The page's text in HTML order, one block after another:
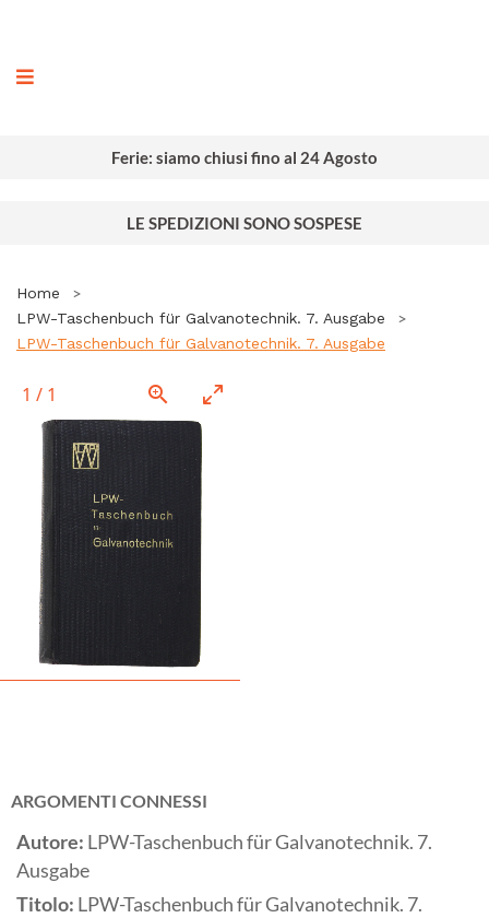
Ferie: siamo chiusi fino al 24 Agosto
LE SPEDIZIONI SONO SOSPESE
Home
LPW-Taschenbuch für Galvanotechnik. 7. Ausgabe
LPW-Taschenbuch für Galvanotechnik. 7. Ausgabe
1 / 1
ARGOMENTI CONNESSI
Autore: LPW-Taschenbuch für Galvanotechnik. 7.
Ausgabe
Titolo: LPW-Taschenbuch für Galvanotechnik. 7.